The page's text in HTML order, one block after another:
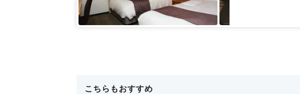
こちらもおすすめ